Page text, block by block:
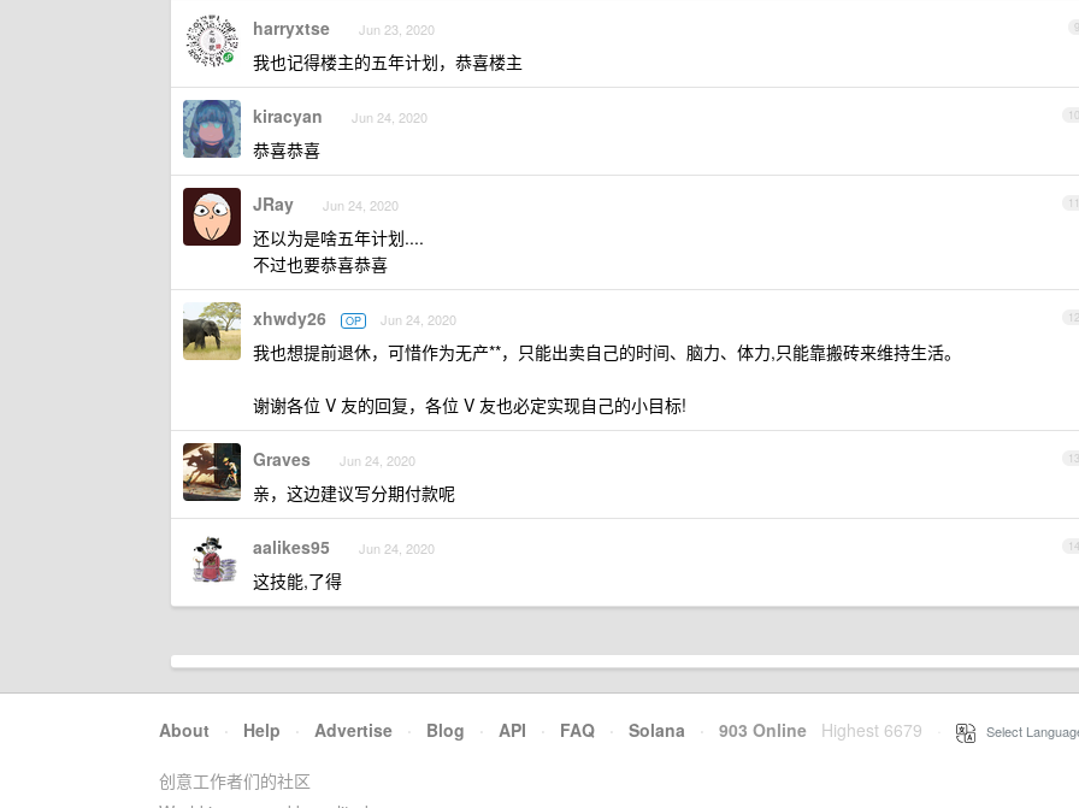
9
harryxtse Jun 23, 2020
我也记得楼主的五年计划，恭喜楼主
10
kiracyan Jun 24, 2020
恭喜恭喜
11
JRay Jun 24, 2020
还以为是啥五年计划....
不过也要恭喜恭喜
12
xhwdy26 OP Jun 24, 2020
我也想提前退休，可惜作为无产**，只能出卖自己的时间、脑力、体力,只能靠搬砖来维持生活。
谢谢各位 V 友的回复，各位 V 友也必定实现自己的小目标!
13
Graves Jun 24, 2020
亲，这边建议写分期付款呢
14
aalikes95 Jun 24, 2020
这技能,了得
About · Help · Advertise · Blog · API · FAQ · Solana · 903 Online Highest 6679 Select
创意工作者们的社区